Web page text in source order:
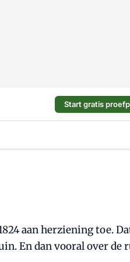
Start gratis
aan herziening toe.
En dan vooral over de